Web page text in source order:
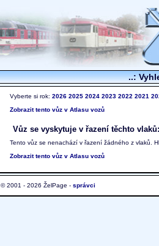
..:
Vyberte si rok: 2026 2025 2024 2023 2022 2021
Zobrazit tento vůz v Atlasu vozů
Vůz se vyskytuje v řazení těchto vlaků:
Tento vůz se nenachází v řazení žádného z vlaků.
Zobrazit tento vůz v Atlasu vozů
© 2001 - 2026 ŽelPage - správci